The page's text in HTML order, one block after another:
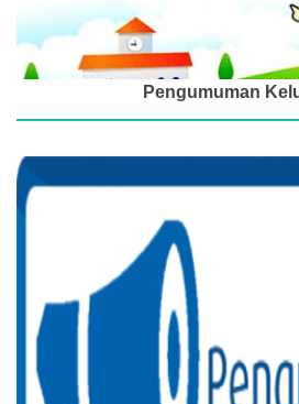
Pengumuman